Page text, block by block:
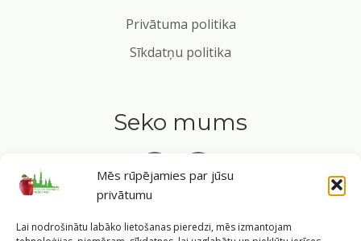
Mēs rūpējamies par jūsu
privātumu
Lai nodrošinātu labāko lietošanas pieredzi, mēs izmantojam
Privātuma politika
Sīkdatņu politika
Seko mums